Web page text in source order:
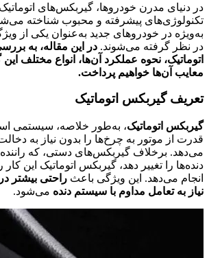
در دنیای مدرن خودروها، گیربکس‌های
تکنولوژی‌های پیشرفته و محبوب شناخته
به‌ویژه در خودروهای جدید به‌عنوان یکی از
در نظر گرفته می‌شوند. در این مقاله، به
اتوماتیک، نحوه عملکرد آن‌ها، انواع مختلف
معایب آن‌ها خواهیم پرداخت.
تعریف گیربکس اتوماتیک
گیربکس اتوماتیک، به‌طور خلاصه، سیستمی
قدرت از موتور به چرخ‌ها را بدون نیاز به
می‌دهد. برخلاف گیربکس‌های دستی، که
دنده‌ها را تغییر دهد، گیربکس اتوماتیک این
انجام می‌دهد. این ویژگی باعث راحتی بیشتر
نیاز به تعامل مداوم با سیستم دنده می‌شود.